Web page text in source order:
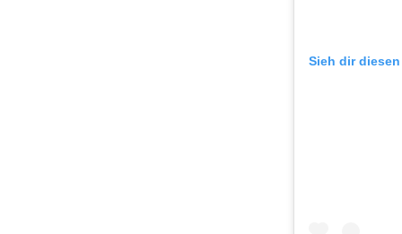
Sieh dir